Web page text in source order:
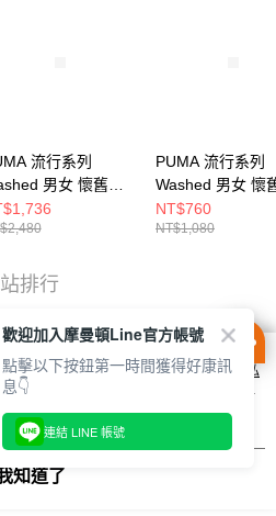
流行系列
男女 懷舊外
PUMA 流行系列
Washed 男女 懷
袖T恤 63527102
NT$760
NT$1,080
排行
站使用 cookie 方式之詳情，及若您不希
電腦的 cookie 設定，請參閱本網站「
隱私
用本網站即表示您同意本公司得按本網站使
知道了
歡迎加入摩曼頓Line官方帳號
點擊以下按鈕第一時間獲得好康訊
息👇
連結 LINE 帳號